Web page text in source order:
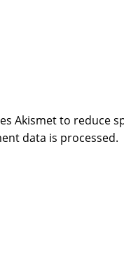
Akismet to reduce
data is processed.